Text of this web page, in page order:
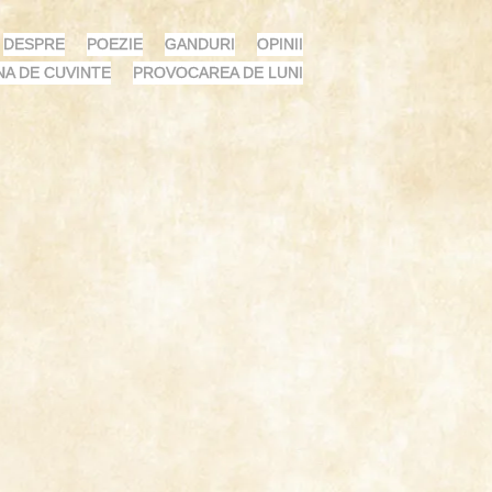
DESPRE POEZIE GANDURI
OPINII
DE CUVINTE
PROVOCAREA DE LUNI